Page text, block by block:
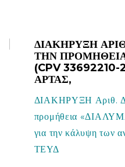
ΔΙΑΚΗΡΥΞΗ
ΤΗΝ
(CPV
ΆΡΤΑΣ,
ΔΙΑΚΗΡΥΞΗ Αριθ.
προμήθεια
για την κάλυψη των
ΤΕΥΔ